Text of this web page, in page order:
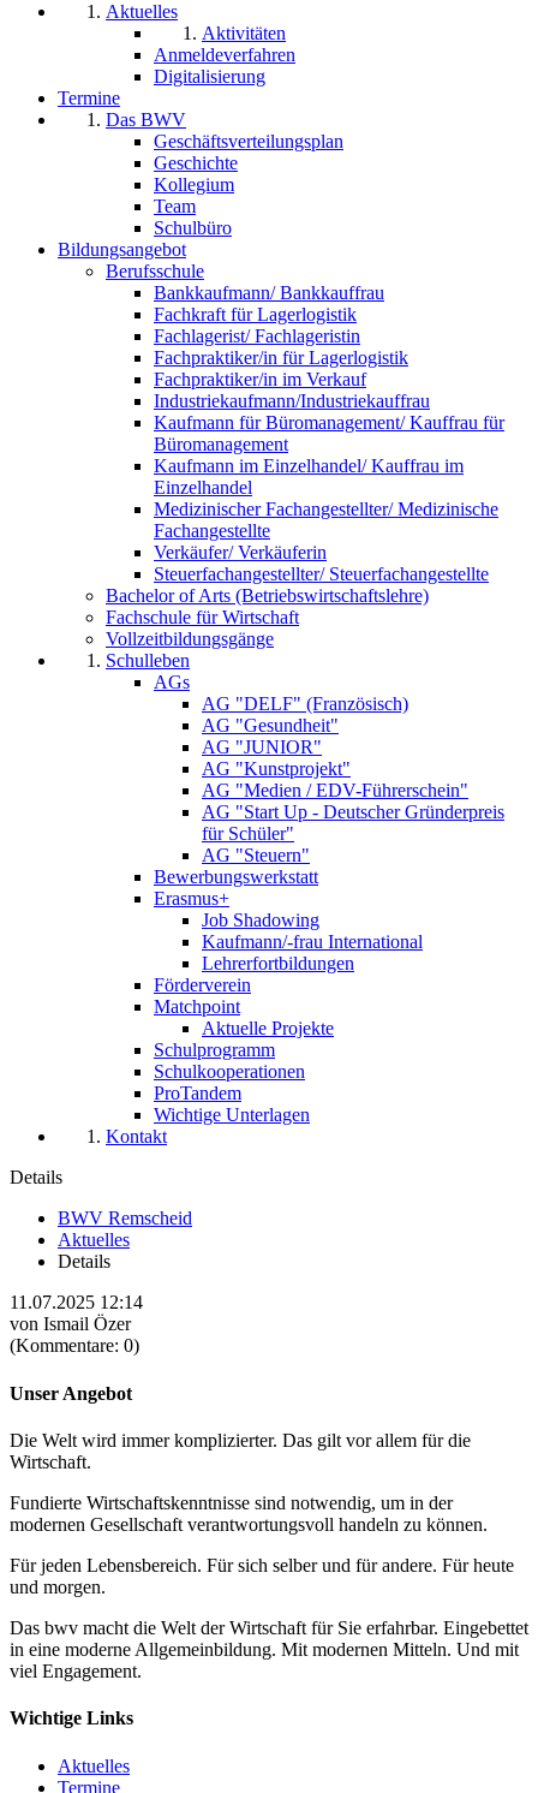
Aktuelles
Aktivitäten
Anmeldeverfahren
Digitalisierung
Termine
Das BWV
Geschäftsverteilungsplan
Geschichte
Kollegium
Team
Schulbüro
Bildungsangebot
Berufsschule
Bankkaufmann/ Bankkauffrau
Fachkraft für Lagerlogistik
Fachlagerist/ Fachlageristin
Fachpraktiker/in für Lagerlogistik
Fachpraktiker/in im Verkauf
Industriekaufmann/Industriekauffrau
Kaufmann für Büromanagement/ Kauffrau für
Büromanagement
Kaufmann im Einzelhandel/ Kauffrau im
Einzelhandel
Medizinischer Fachangestellter/ Medizinische
Fachangestellte
Verkäufer/ Verkäuferin
Steuerfachangestellter/ Steuerfachangestellte
Bachelor of Arts (Betriebswirtschaftslehre)
Fachschule für Wirtschaft
Vollzeitbildungsgänge
Schulleben
AGs
AG "DELF" (Französisch)
AG "Gesundheit"
AG "JUNIOR"
AG "Kunstprojekt"
AG "Medien / EDV-Führerschein"
AG "Start Up - Deutscher Gründerpreis
für Schüler"
AG "Steuern"
Bewerbungswerkstatt
Erasmus+
Job Shadowing
Kaufmann/-frau International
Lehrerfortbildungen
Förderverein
Matchpoint
Aktuelle Projekte
Schulprogramm
Schulkooperationen
ProTandem
Wichtige Unterlagen
Kontakt
Details
BWV Remscheid
Aktuelles
Details
11.07.2025 12:14
von Ismail Özer
(Kommentare: 0)
Unser Angebot
Die Welt wird immer komplizierter. Das gilt vor allem für die
Wirtschaft.
Fundierte Wirtschaftskenntnisse sind notwendig, um in der
modernen Gesellschaft verantwortungsvoll handeln zu können.
Für jeden Lebensbereich. Für sich selber und für andere. Für heute
und morgen.
Das bwv macht die Welt der Wirtschaft für Sie erfahrbar. Eingebettet
in eine moderne Allgemeinbildung. Mit modernen Mitteln. Und mit
viel Engagement.
Wichtige Links
Aktuelles
Termine